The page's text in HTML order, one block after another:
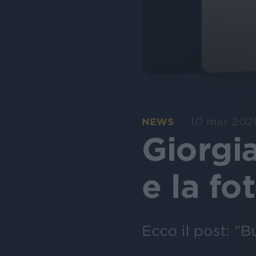
NEWS 10 mar
e la
Ecco il post: